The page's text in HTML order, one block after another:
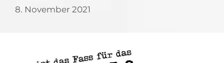
8. November 2021